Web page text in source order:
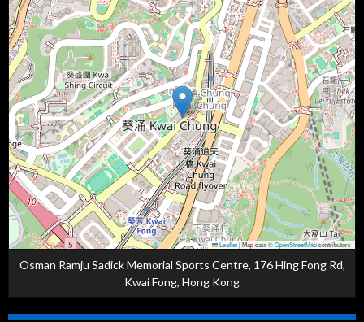
Leaflet|Map data ©OpenStreetMapcontributors
Osman Ramju Sadick Memorial Sports Centre, 176 Hing Fong Rd,
Kwai Fong, Hong Kong